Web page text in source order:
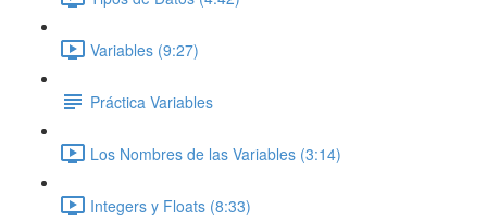
Variables (9:27)
Práctica Variables
Los Nombres de las Variables (3:14)
Integers y Floats (8:33)